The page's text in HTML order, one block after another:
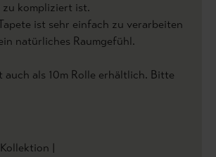
zu kompliziert ist.
ist sehr einfach zu verarbeiten
natürliches Raumgefühl.
auch als 10m Rolle erhältlich. Bitte
|